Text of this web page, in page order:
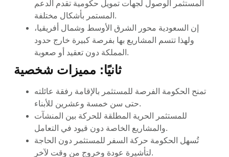
المستثمر الوصول لجهات تمويل حكومية تقدم الدعم
المستمر بأشكال مختلفة.
إن السعودية محور الشرق الأوسط وشمال أفريقيا،
ولهذا تتسم المشاريع بها بفرصة كبيرة خارج حدود
المملكة دون تعقيد أو صعوبة.
ثانيًا: مميزات شخصية
تمنح الحكومة الفرصة للمستثمر بالإقامة رفقة عائلته
حتى سن خمسة وعشرين للأبناء.
للمستثمر الحرية المطلقة للحركة بين المنشآت
والمشاريع الخاصة دون قيود في التعامل.
تُسهل الحكومة حركة السفر للمستثمر دون الحاجة
لتأشيرة عودة وخروج من وقت لآخر.